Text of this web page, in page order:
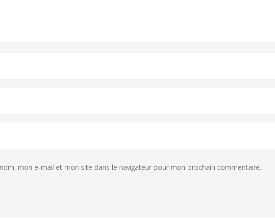
mon e-mail et mon site dans le navigateur pour mon prochain commentaire.